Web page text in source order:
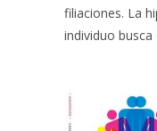
filiaciones. La
individuo